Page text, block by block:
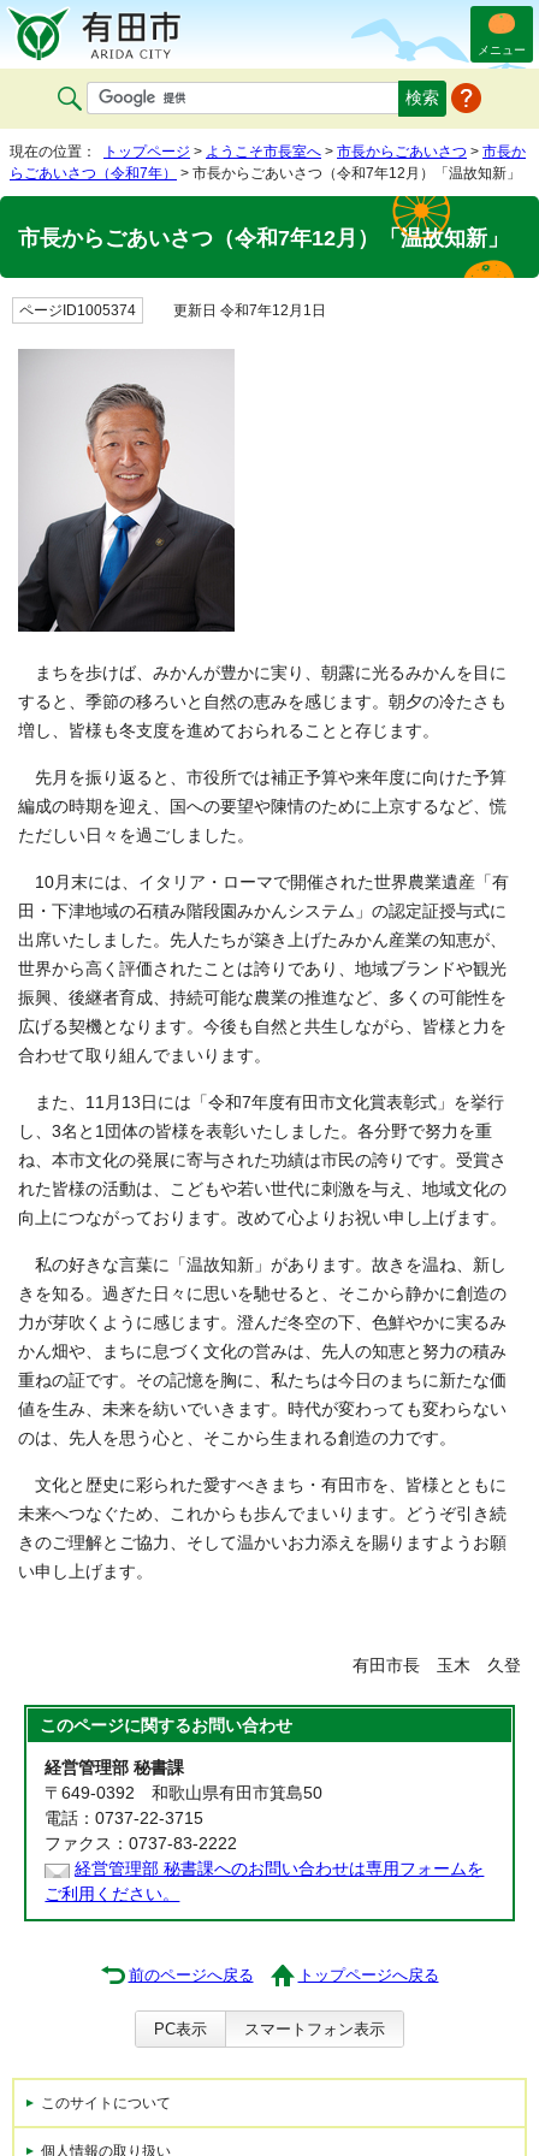
メニュー
現在の位置： トップページ > ようこそ市長室へ > 市長からごあいさつ > 市長か
らごあいさつ（令和7年）
> 市長からごあいさつ（令和7年12月）「温故知新」
市長からごあいさつ（令和7年12月）「温故知新」
ページID1005374 更新日 令和7年12月1日
まちを歩けば、みかんが豊かに実り、朝露に光るみかんを目に
すると、季節の移ろいと自然の恵みを感じます。朝夕の冷たさも
増し、皆様も冬支度を進めておられることと存じます。
先月を振り返ると、市役所では補正予算や来年度に向けた予算
編成の時期を迎え、国への要望や陳情のために上京するなど、慌
ただしい日々を過ごしました。
10月末には、イタリア・ローマで開催された世界農業遺産「有
田・下津地域の石積み階段園みかんシステム」の認定証授与式に
出席いたしました。先人たちが築き上げたみかん産業の知恵が、
世界から高く評価されたことは誇りであり、地域ブランドや観光
振興、後継者育成、持続可能な農業の推進など、多くの可能性を
広げる契機となります。今後も自然と共生しながら、皆様と力を
合わせて取り組んでまいります。
また、11月13日には「令和7年度有田市文化賞表彰式」を挙行
し、3名と1団体の皆様を表彰いたしました。各分野で努力を重
ね、本市文化の発展に寄与された功績は市民の誇りです。受賞さ
れた皆様の活動は、こどもや若い世代に刺激を与え、地域文化の
向上につながっております。改めて心よりお祝い申し上げます。
私の好きな言葉に「温故知新」があります。故きを温ね、新し
きを知る。過ぎた日々に思いを馳せると、そこから静かに創造の
力が芽吹くように感じます。澄んだ冬空の下、色鮮やかに実るみ
かん畑や、まちに息づく文化の営みは、先人の知恵と努力の積み
重ねの証です。その記憶を胸に、私たちは今日のまちに新たな価
値を生み、未来を紡いでいきます。時代が変わっても変わらない
のは、先人を思う心と、そこから生まれる創造の力です。
文化と歴史に彩られた愛すべきまち・有田市を、皆様とともに
未来へつなぐため、これからも歩んでまいります。どうぞ引き続
きのご理解とご協力、そして温かいお力添えを賜りますようお願
い申し上げます。
有田市長 玉木 久登
このページに関するお問い合わせ
経営管理部 秘書課
〒649-0392 和歌山県有田市箕島50
電話：0737-22-3715
ファクス：0737-83-2222
経営管理部 秘書課へのお問い合わせは専用フォームを
ご利用ください。
前のページへ戻る トップページへ戻る
PC表示 スマートフォン表示
このサイトについて
個人情報の取り扱い